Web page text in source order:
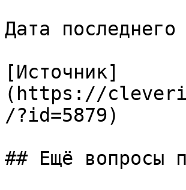
Дата
[Источник]
(https://
/?id=5879)
## Ещё вопросы